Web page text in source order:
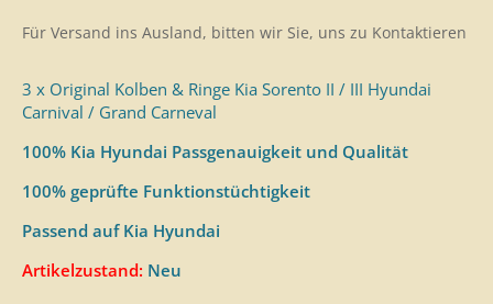
Für Versand ins Ausland, bitten wir Sie, uns zu Kontaktieren
3 x Original Kolben & Ringe Kia Sorento II / III Hyundai
Carnival / Grand Carneval
100% Kia Hyundai Passgenauigkeit und Qualität
100% geprüfte Funktionstüchtigkeit
Passend auf Kia Hyundai
Artikelzustand: Neu